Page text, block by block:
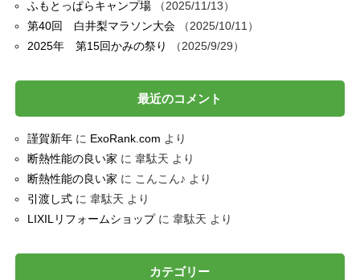
ふもとっぱらキャンプ場
2025/11/13
第40回 白井梨マラソン大会
2025/10/11
2025年 第15回かみの祭り
2025/9/29
最近のコメント
謹賀新年に ExoRank.com より
断熱性能の良い家 に 韋駄天 より
断熱性能の良い家 に こんこん♪ より
引渡し式に 韋駄天 より
LIXILリフォームショップに 韋駄天 より
カテゴリー